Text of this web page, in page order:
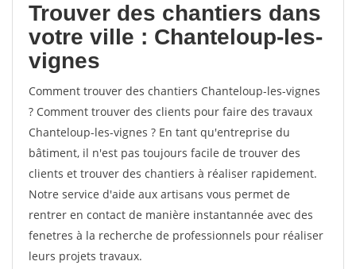
Trouver des chantiers dans
votre ville : Chanteloup-les-
vignes
Comment trouver des chantiers Chanteloup-les-vignes
? Comment trouver des clients pour faire des travaux
Chanteloup-les-vignes ? En tant qu'entreprise du
bâtiment, il n'est pas toujours facile de trouver des
clients et trouver des chantiers à réaliser rapidement.
Notre service d'aide aux artisans vous permet de
rentrer en contact de manière instantannée avec des
fenetres à la recherche de professionnels pour réaliser
leurs projets travaux.